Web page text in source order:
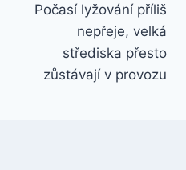
Počasí lyžování příliš
nepřeje, velká
střediska přesto
zůstávají v provozu